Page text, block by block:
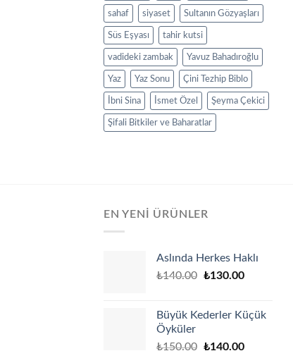
sahaf siyaset Sultanın Gözyaşları
Süs Eşyası tahir kutsi
vadideki zambak Yavuz Bahadıroğlu
Yaz Yaz Sonu Çini Tezhip Biblo
İbni Sina İsmet Özel Şeyma Çekici
Şifali Bitkiler ve Baharatlar
EN YENI ÜRÜNLER
Aslında Herkes Haklı
₺140.00 Original
₺140.00.
₺130.00Current
₺130.00.
Büyük Kederler Küçük
Öyküler
₺150.00 Original
₺140.00Current